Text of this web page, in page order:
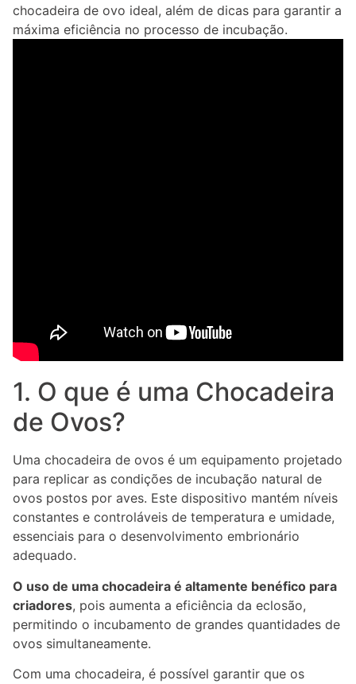
chocadeira de ovo ideal, além de dicas para garantir a
máxima eficiência no processo de incubação.
1. O que é uma Chocadeira
de Ovos?
Uma chocadeira de ovos é um equipamento projetado
para replicar as condições de incubação natural de
ovos postos por aves. Este dispositivo mantém níveis
constantes e controláveis de temperatura e umidade,
essenciais para o desenvolvimento embrionário
adequado.
O uso de uma chocadeira é altamente benéfico para
criadores, pois aumenta a eficiência da eclosão,
permitindo o incubamento de grandes quantidades de
ovos simultaneamente.
Com uma chocadeira, é possível garantir que os